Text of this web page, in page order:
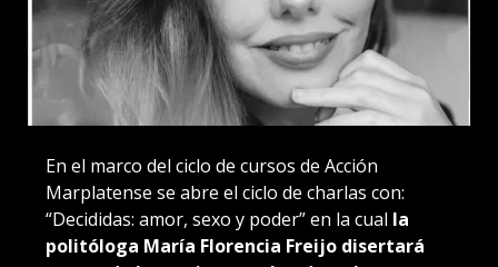
En el marco del ciclo de cursos de Acción
Marplatense se abre el ciclo de charlas con:
“Decididas: amor, sexo y poder” en la cual la
politóloga María Florencia Freijo disertará